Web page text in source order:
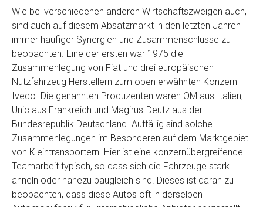
Wie bei verschiedenen anderen Wirtschaftszweigen auch,
sind auch auf diesem Absatzmarkt in den letzten Jahren
immer häufiger Synergien und Zusammenschlüsse zu
beobachten. Eine der ersten war 1975 die
Zusammenlegung von Fiat und drei europäischen
Nutzfahrzeug Herstellern zum oben erwähnten Konzern
Iveco. Die genannten Produzenten waren OM aus Italien,
Unic aus Frankreich und Magirus-Deutz aus der
Bundesrepublik Deutschland. Auffällig sind solche
Zusammenlegungen im Besonderen auf dem Marktgebiet
von Kleintransportern. Hier ist eine konzernübergreifende
Teamarbeit typisch, so dass sich die Fahrzeuge stark
ähneln oder nahezu baugleich sind. Dieses ist daran zu
beobachten, dass diese Autos oft in derselben